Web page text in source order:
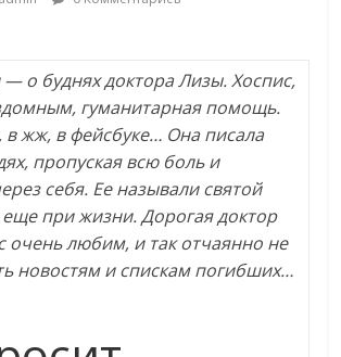
— о буднях доктора Лизы. Хоспис,
гуманитарная помощь.
жж, в фейсбуке… Она писала
пропуская всю боль и
себя. Ее называли святой
при жизни. Дорогая доктор
очень любим, и так отчаянно не
новостям и спискам погибших…